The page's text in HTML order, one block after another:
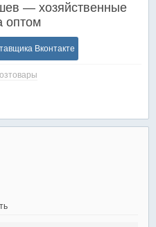
— хозяйственные
оптом
Вконтакте